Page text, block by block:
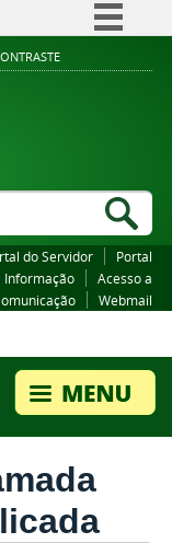
do Servidor
Portal
Informação
Acesso a
Webmail